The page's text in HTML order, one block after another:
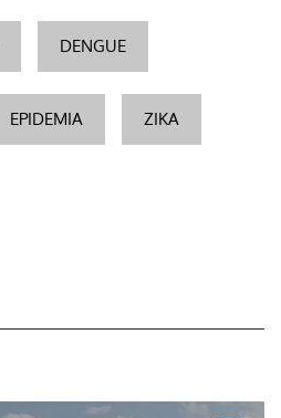
DENGUE
EPIDEMIA ZIKA